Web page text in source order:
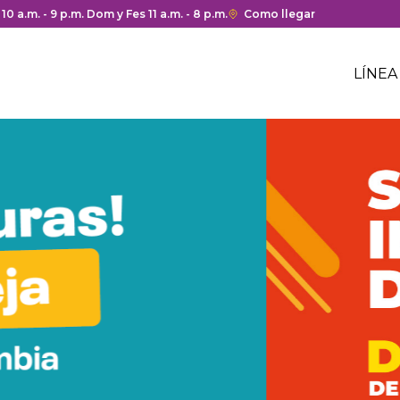
y cierre del centro comercial.
a.m. - 9 p.m. Dom y Fes 11 a.m. - 8 p.m.Enlace
Maps
Como llegar